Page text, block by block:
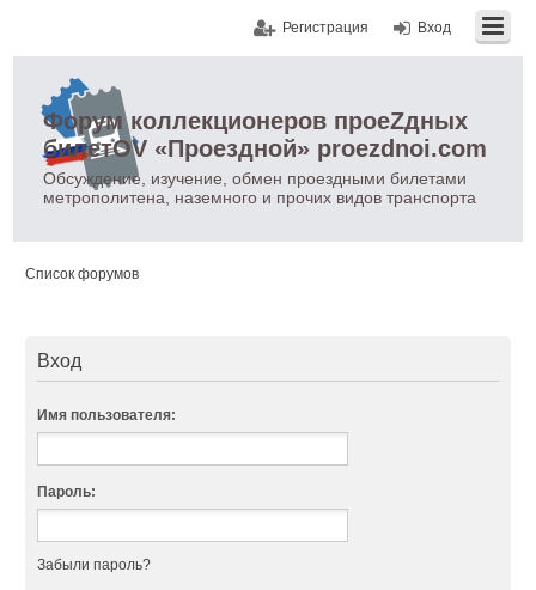
Вход
Регистрация
Форум коллекционеров проеZдных
билетOV «Проездной» proezdnoi.com
Обсуждение, изучение, обмен проездными билетами
метрополитена, наземного и прочих видов транспорта
Список форумов
Вход
Имя пользователя:
Пароль:
Забыли пароль?